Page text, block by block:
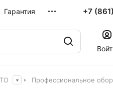
Гарантия +7
Профессиональное